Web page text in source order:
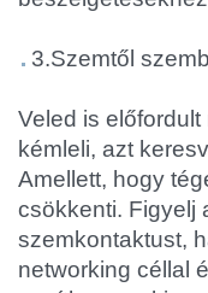
3.Szemtől
Veled is
kémleli, azt
Amellett, hogy
csökkenti. Figyelj
szemkontaktust,
networking céllal